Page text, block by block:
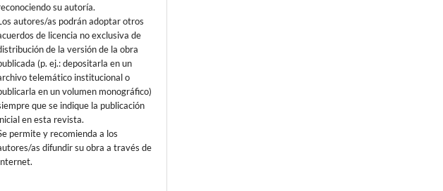
su autoría.
autores/as podrán adoptar otros
de licencia no exclusiva de
de la versión de la obra
(p. ej.: depositarla en un
telemático institucional o
en un volumen monográfico)
que se indique la publicación
en esta revista.
permite y recomienda a los
as difundir su obra a través de